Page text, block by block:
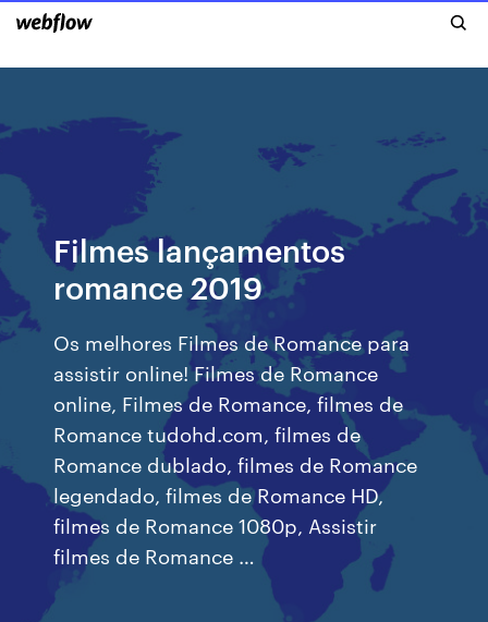
Filmes lançamentos
romance 2019
Os melhores Filmes de Romance para
assistir online! Filmes de Romance
online, Filmes de Romance, filmes de
Romance tudohd.com, filmes de
Romance dublado, filmes de Romance
legendado, filmes de Romance HD,
filmes de Romance 1080p, Assistir
filmes de Romance …